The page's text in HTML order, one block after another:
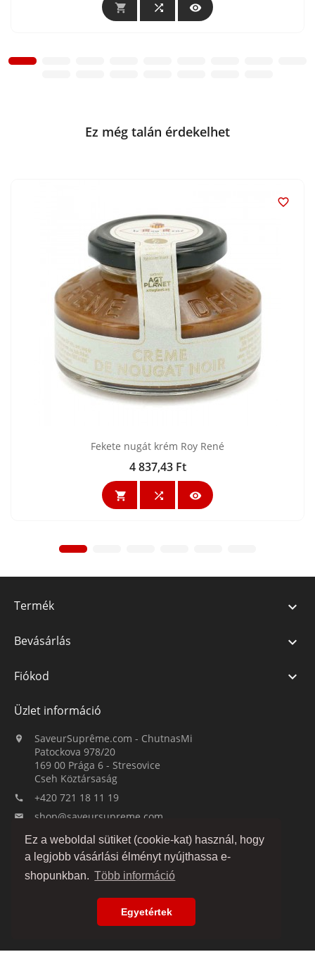
Ez a weboldal sütiket (cookie-kat) használ, hogy
a legjobb vásárlási élményt nyújthassa e-
shopunkban. Több információ
Egyetértek
  
Ez még talán érdekelhet

Fekete nugát krém Roy René
Ár
4 837,43 Ft
  
Termék 
Bevásárlás 
Fiókod 
Üzlet információ

SaveurSuprême.com - ChutnasMi
Patockova 978/20
169 00 Prága 6 - Stresovice
Cseh Köztársaság
 +420 721 18 11 19
 shop@saveursupreme.com
Figyelj minket: